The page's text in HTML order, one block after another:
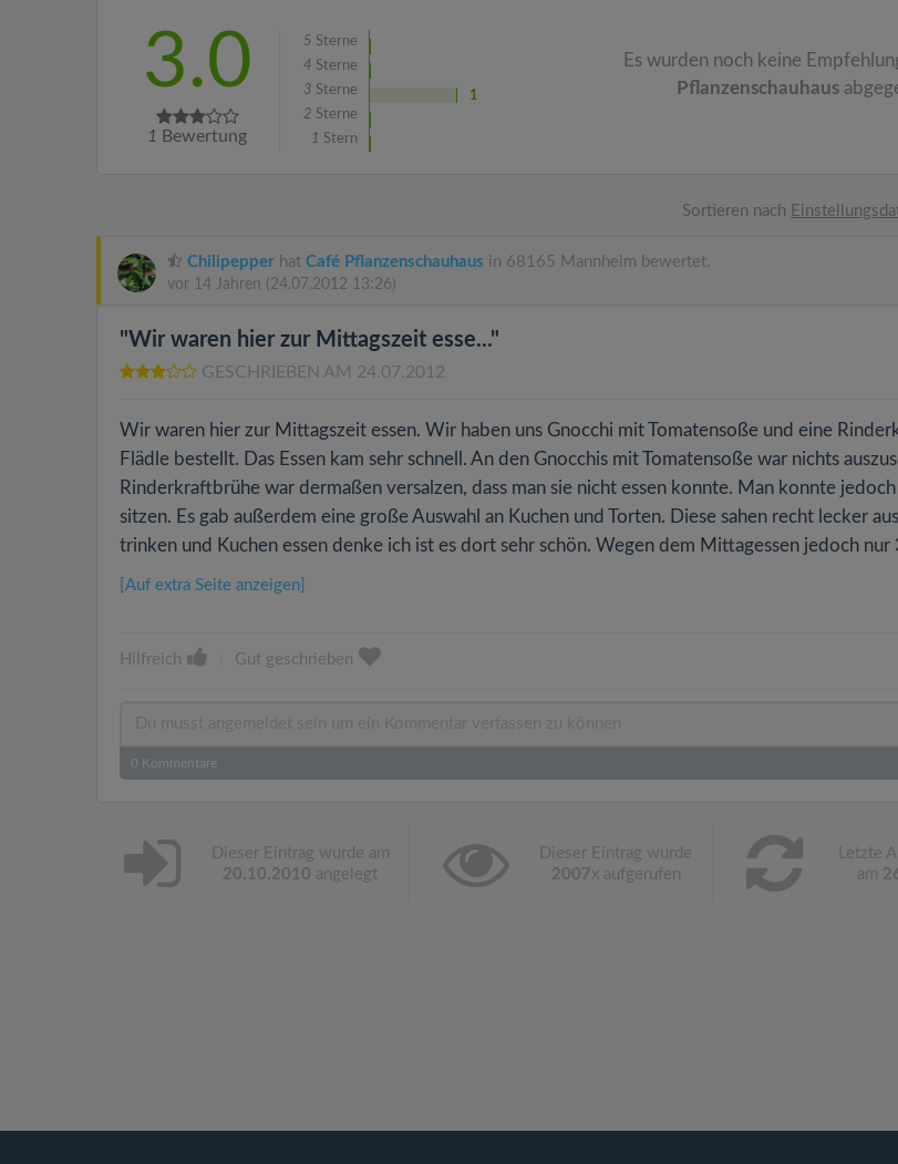
3.0
1 Bewertung
5 Sterne
4 Sterne
3 Sterne
1
2 Sterne
1 Stern
Es wurden noch keine
Pflanzenschauhaus
Sortieren nach
Chilipepper hat Café Pflanzenschauhaus in 68165 Mannheim bewertet.
vor 14 Jahren (24.07.2012 13:26)
"Wir waren hier zur Mittagszeit esse..."
GESCHRIEBEN AM 24.07.2012
Wir waren hier zur Mittagszeit essen. Wir haben uns Gnocchi mit Tomatensoße und eine
Flädle bestellt. Das Essen kam sehr schnell. An den Gnocchis mit Tomatensoße war nichts
Rinderkraftbrühe war dermaßen versalzen, dass man sie nicht essen konnte. Man konnte
sitzen. Es gab außerdem eine große Auswahl an Kuchen und Torten. Diese sahen recht lecker
trinken und Kuchen essen denke ich ist es dort sehr schön. Wegen dem Mittagessen jedoch nur
[Auf extra Seite anzeigen]
Hilfreich Gut geschrieben
0 Kommentare
Dieser Eintrag wurde am
20.10.2010 angelegt
Dieser Eintrag wurde
2007x aufgerufen
Letzte
am